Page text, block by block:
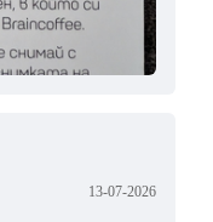
13-07-2026